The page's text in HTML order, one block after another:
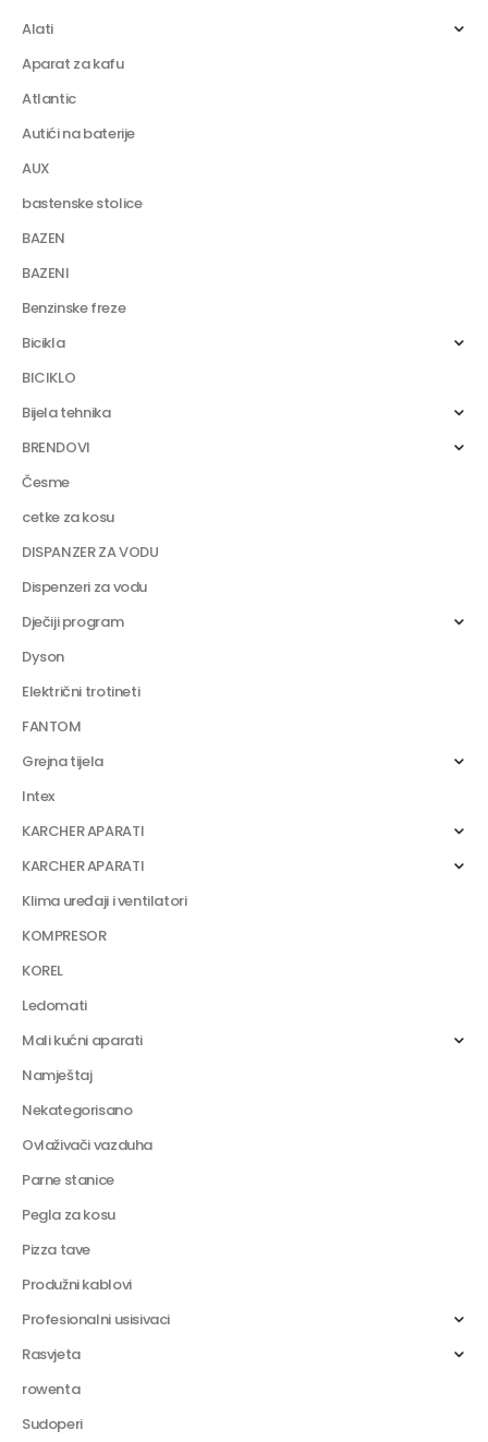
Alati
Aparat za kafu
Atlantic
Autići na baterije
AUX
bastenske stolice
BAZEN
BAZENI
Benzinske freze
Bicikla
BICIKLO
Bijela tehnika
BRENDOVI
Česme
cetke za kosu
DISPANZER ZA VODU
Dispenzeri za vodu
Dječiji program
Dyson
Električni trotineti
FANTOM
Grejna tijela
Intex
KARCHER APARATI
KARCHER APARATI
Klima uređaji i ventilatori
KOMPRESOR
KOREL
Ledomati
Mali kućni aparati
Namještaj
Nekategorisano
Ovlaživači vazduha
Parne stanice
Pegla za kosu
Pizza tave
Produžni kablovi
Profesionalni usisivaci
Rasvjeta
rowenta
Sudoperi